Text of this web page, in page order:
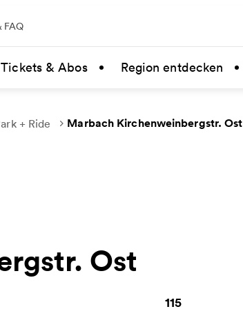
FAQ
Tickets & Abos Region entdecken
+ Ride Marbach Kirchenweinbergstr. Ost
Ost
115